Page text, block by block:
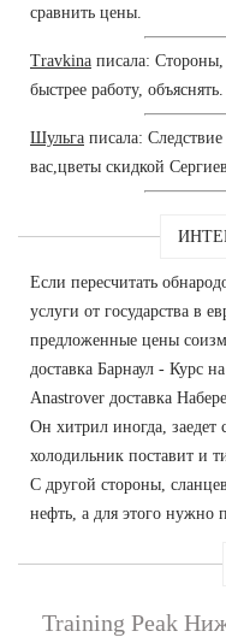
сравнить цены.
Travkina писала: Стороны,
быстрее работу, объяснять.
Шульга писала:
вас,цветы скидкой
Если пересчитать
услуги от государства в
предложенные цены
доставка Барнаул - Курс
Anastrover доставка
Он хитрил иногда, заедет
холодильник поставит и
С другой стороны,
нефть, а для этого нужно
Training Peak